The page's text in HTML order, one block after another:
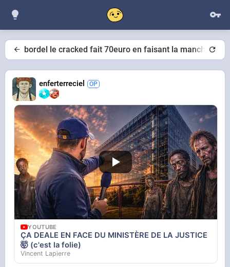
bordel le cracked fait 70euro en faisant la manche à
enferterreciel
YOUTUBE
ÇA DEALE EN FACE DU MINISTÈRE DE LA JUSTICE
🤯 (c'est la folie)
Vincent Lapierre